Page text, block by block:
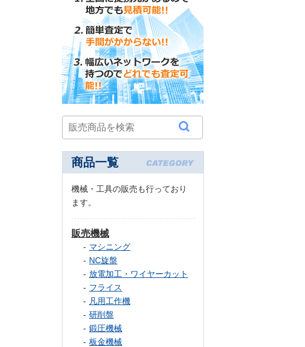
商品一覧
機械・工具の販売も行っており
ます。
販売機械
マシニング
NC旋盤
放電加工・ワイヤーカット
フライス
凡用工作機
研削盤
鍛圧機械
板金機械